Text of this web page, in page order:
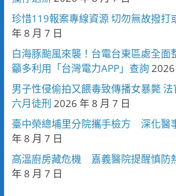
珍惜119報案專線資源 切勿無故撥打
年 8 月 7 日
白海豚颱風來襲！台電台東區處全面
籲多利用「台灣電力APP」查詢 2026
男子性侵偷拍又餵毒致傳播女暴斃
六月徒刑 2026 年 8 月 7 日
臺中榮總埔里分院攜手檢方 深化醫
年 8 月 7 日
高溫廚房藏危機 嘉義醫院提醒慎防
年 8 月 7 日